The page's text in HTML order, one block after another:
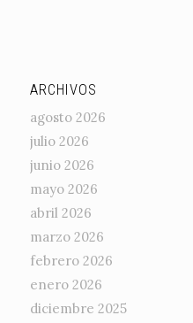
ARCHIVOS
agosto 2026
julio 2026
junio 2026
mayo 2026
abril 2026
marzo 2026
febrero 2026
enero 2026
diciembre 2025